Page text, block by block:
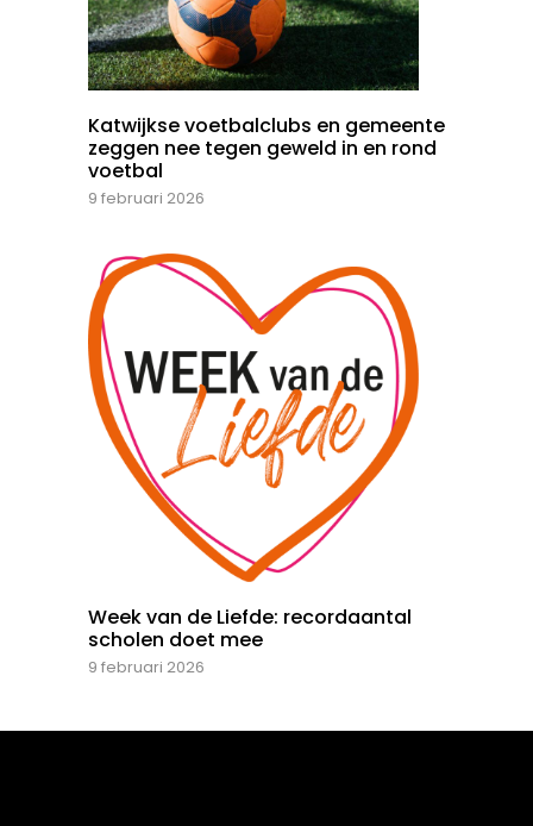
Katwijkse voetbalclubs en gemeente
zeggen nee tegen geweld in en rond
voetbal
9 februari 2026
Week van de Liefde: recordaantal
scholen doet mee
9 februari 2026